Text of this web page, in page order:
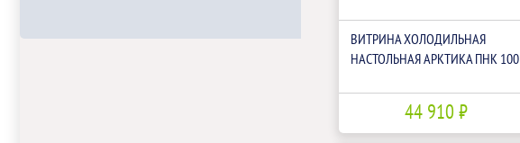
ВИТРИНА ХОЛОДИЛЬНАЯ
НАСТОЛЬНАЯ АРКТИКА ПНК 100
44 910 ₽